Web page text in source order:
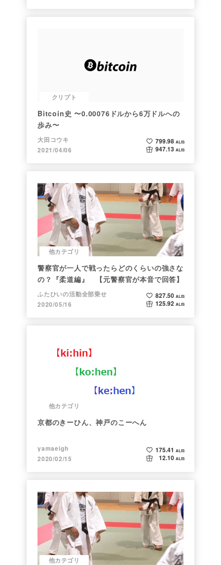
クリプト
Bitcoin史 〜0.00076ドルから6万ドルへの
歩み〜
大田コウキ
2021/04/06
799.98 ALIS
947.13 ALIS
他カテゴリ
警察官が一人で戦ったらどのくらいの強さな
の？『柔道編』 【元警察官が本音で回答】
ふたひいの活動全部乗せ
2020/05/16
827.50 ALIS
125.92 ALIS
他カテゴリ
京都のきーひん、神戸のこーへん
yamaeigh
2020/02/15
175.41 ALIS
12.10 ALIS
他カテゴリ